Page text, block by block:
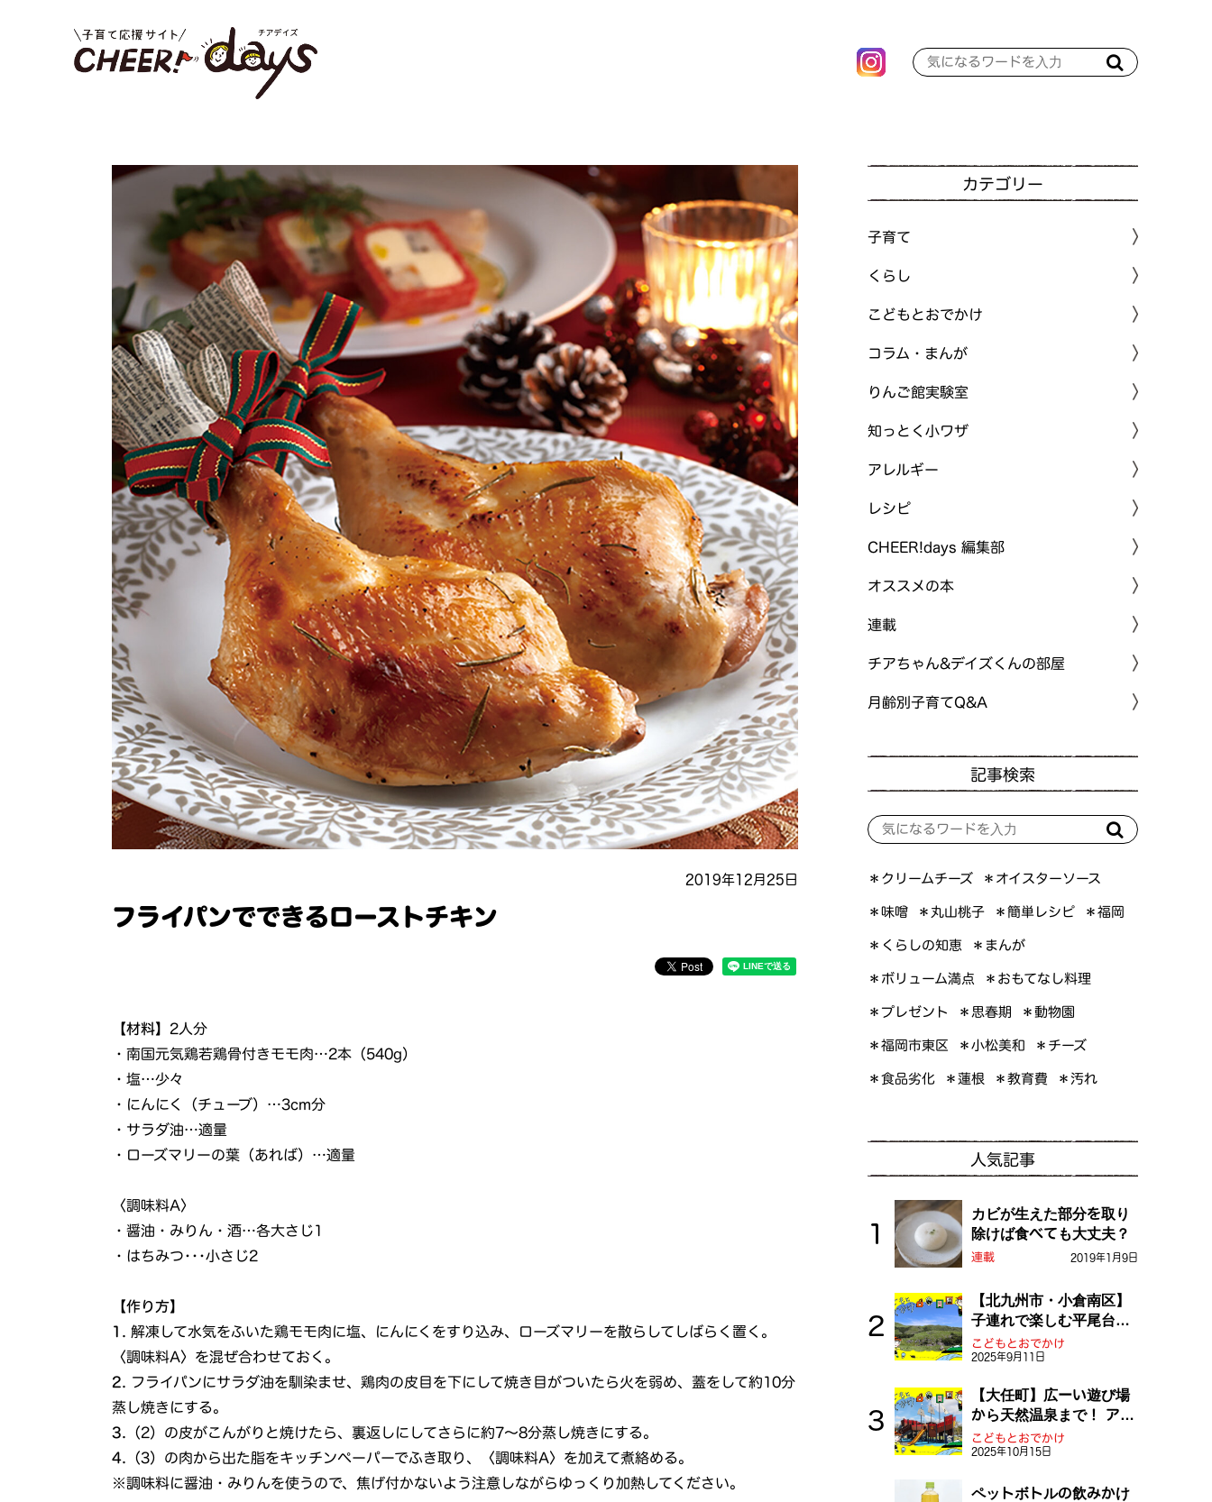
2019年12月25日
フライパンでできるローストチキン
【材料】 2人分
・南国元気鶏若鶏骨付きモモ肉…2本（540g）
・塩…少々
・にんにく（チューブ）…3cm分
・サラダ油…適量
・ローズマリーの葉（あれば）…適量
〈調味料A〉
・醤油・みりん・酒…各大さじ1
・はちみつ･･･小さじ2
【作り方】
1. 解凍して水気をふいた鶏モモ肉に塩、にんにくをすり込み、ローズマリーを散らしてしばらく置く。
〈調味料A〉を混ぜ合わせておく。
2. フライパンにサラダ油を馴染ませ、鶏肉の皮目を下にして焼き目がついたら火を弱め、蓋をして約10分
蒸し焼きにする。
3. （2）の皮がこんがりと焼けたら、裏返しにしてさらに約7～8分蒸し焼きにする。
4. （3）の肉から出た脂をキッチンペーパーでふき取り、〈調味料A〉を加えて煮絡める。
※調味料に醤油・みりんを使うので、焦げ付かないよう注意しながらゆっくり加熱してください。
カテゴリー
子育て
くらし
こどもとおでかけ
コラム・まんが
りんご館実験室
知っとく小ワザ
アレルギー
レシピ
CHEER!days 編集部
オススメの本
連載
チアちゃん&デイズくんの部屋
月齢別子育てQ&A
記事検索
＊クリームチーズ ＊オイスターソース
＊味噌 ＊丸山桃子 ＊簡単レシピ ＊福岡
＊くらしの知恵 ＊まんが
＊ボリューム満点 ＊おもてなし料理
＊プレゼント ＊思春期 ＊動物園
＊福岡市東区 ＊小松美和 ＊チーズ
＊食品劣化 ＊蓮根 ＊教育費 ＊汚れ
人気記事
カビが生えた部分を取り
除けば食べても大丈夫？
連載 2019年1月9日
【北九州市・小倉南区】
子連れで楽しむ平尾台！
ふしぎな草原や千仏鍾乳
洞を探検しよう！
こどもとおでかけ
2025年9月11日
【大任町】広ーい遊び場
から天然温泉まで！ アミ
ューズメントな道の駅・
おおとう桜街道
こどもとおでかけ
2025年10月15日
ペットボトルの飲みかけ